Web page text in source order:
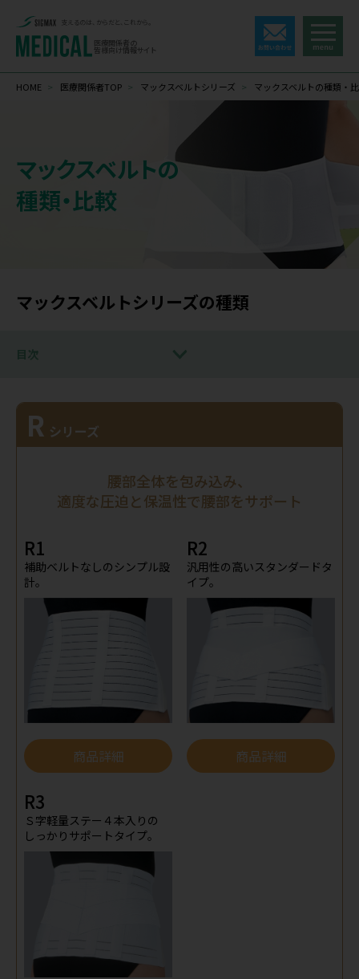
支えるのは、からだと、これから。
医療関係者の
皆様向け情報サイト
HOME > 医療関係者TOP > マックスベルトシリーズ > マックスベルトの種類・
マックスベルトの
種類・比較
マックスベルトシリーズの種類
目次
R シリーズ
腰部全体を包み込み、
適度な圧迫と保温性で腰部をサポート
R1
補助ベルトなしのシンプル設
計。
商品詳細
R2
汎用性の高いスタンダードタ
イプ。
商品詳細
R3
Ｓ字軽量ステー４本入りの
しっかりサポートタイプ。